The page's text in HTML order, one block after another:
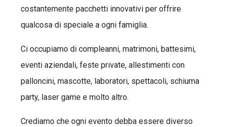
costantemente pacchetti innovativi per offrire
qualcosa di speciale a ogni famiglia.
Ci occupiamo di compleanni, matrimoni, battesimi,
eventi aziendali, feste private, allestimenti con
palloncini, mascotte, laboratori, spettacoli, schiuma
party, laser game e molto altro.
Crediamo che ogni evento debba essere diverso